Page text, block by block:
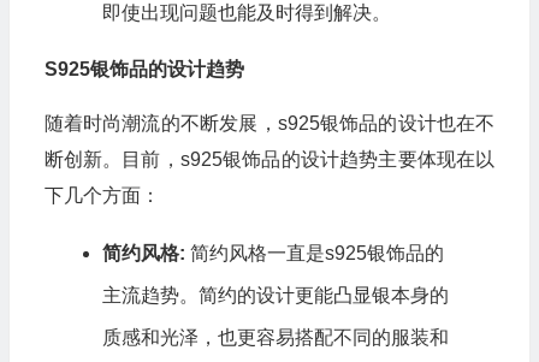
即使出现问题也能及时得到解决。
S925银饰品的设计趋势
随着时尚潮流的不断发展，s925银饰品的设计也在不
断创新。目前，s925银饰品的设计趋势主要体现在以
下几个方面：
简约风格: 简约风格一直是s925银饰品的
主流趋势。简约的设计更能凸显银本身的
质感和光泽，也更容易搭配不同的服装和